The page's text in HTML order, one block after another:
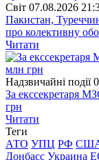
Свiт 07.08.2026
Пакистан,
про колективну
Читати
Надзвичайні події
За екссекретаря
грн
Читати
Теги
АТО УПЦ РФ
Донбасс Украина